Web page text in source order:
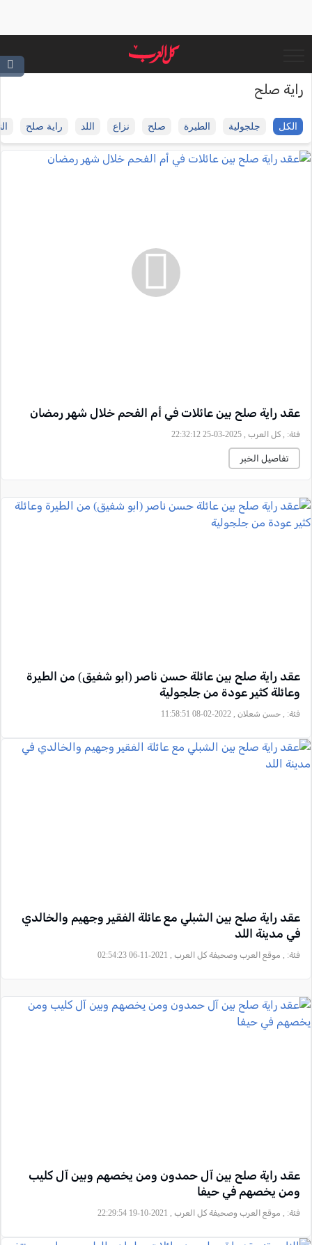
راية صلح
الكل جلجولية الطيرة صلح نزاع اللد راية صلح
عقد راية صلح بين عائلات في أم الفحم خلال شهر رمضان
فئة: , كل العرب , 2025-03-25 22:32:12
تفاصيل الخبر
عقد راية صلح بين عائلة حسن ناصر (ابو شفيق) من الطيرة
وعائلة كثير عودة من جلجولية
فئة: , حسن شعلان , 2022-02-08 11:58:51
عقد راية صلح بين الشبلي مع عائلة الفقير وجهيم والخالدي
في مدينة اللد
فئة: , موقع العرب وصحيفة كل العرب , 2021-11-06 02:54:23
عقد راية صلح بين آل حمدون ومن يخصهم وبين آل كليب
ومن يخصهم في حيفا
فئة: , موقع العرب وصحيفة كل العرب , 2021-10-19 22:29:54